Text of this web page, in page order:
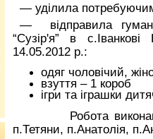
— уділила
— відправила
“Сузір'я” в с.Іванкові
14.05.2012 р.:
одяг чоловічий,
взуття – 1 короб
ігри та іграшки
Робота виконана
п.Тетяни, п.Анатолія,